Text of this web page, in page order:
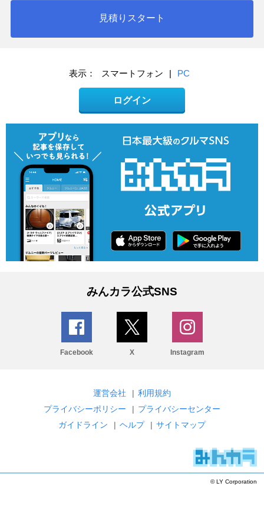
見積りスタート
表示： スマートフォン | PC
ログイン
みんカラ公式SNS
Facebook X Instagram
運営会社 | 利用規約
プライバシーポリシー
| プライバシーセンター
ガイドライン
| ヘルプ | サイトマップ
© LY Corporation